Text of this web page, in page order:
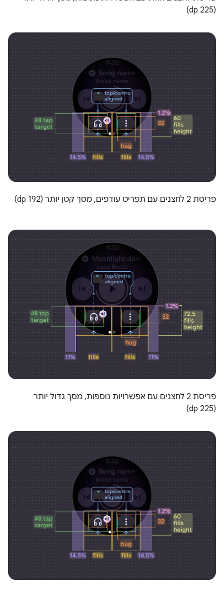
(225 dp)
פריסת 2 לחצנים עם תפריט עודפים, מסך קטן יותר (192 dp)
פריסת 2 לחצנים עם אפשרויות נוספות, מסך גדול יותר
(225 dp)